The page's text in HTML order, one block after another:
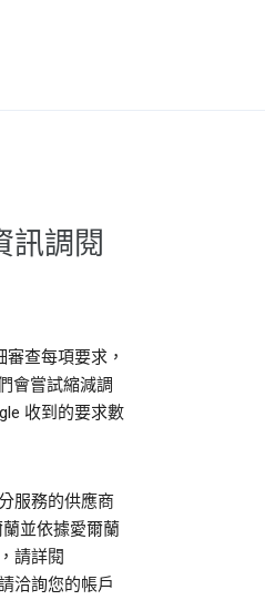
訊調閱
查每項要求，
會嘗試縮減調
收到的要求數
服務的供應商
並依據愛爾蘭
請詳閱
洽詢您的帳戶